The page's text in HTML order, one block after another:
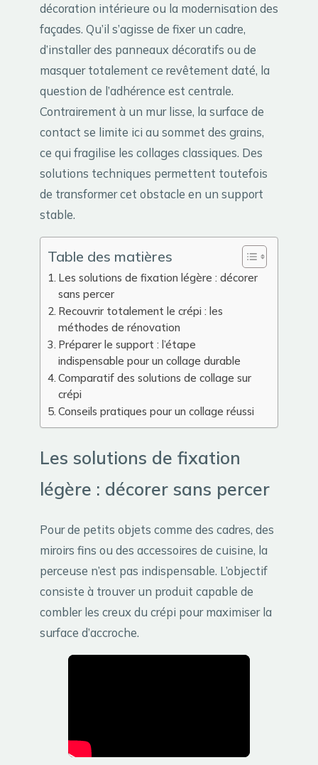
décoration intérieure ou la modernisation des
façades. Qu’il s’agisse de fixer un cadre,
d’installer des panneaux décoratifs ou de
masquer totalement ce revêtement daté, la
question de l’adhérence est centrale.
Contrairement à un mur lisse, la surface de
contact se limite ici au sommet des grains,
ce qui fragilise les collages classiques. Des
solutions techniques permettent toutefois
de transformer cet obstacle en un support
stable.
Table des matières
Les solutions de fixation légère : décorer
sans percer
Recouvrir totalement le crépi : les
méthodes de rénovation
Préparer le support : l’étape
indispensable pour un collage durable
Comparatif des solutions de collage sur
crépi
Conseils pratiques pour un collage réussi
Les solutions de fixation
légère : décorer sans percer
Pour de petits objets comme des cadres, des
miroirs fins ou des accessoires de cuisine, la
perceuse n’est pas indispensable. L’objectif
consiste à trouver un produit capable de
combler les creux du crépi pour maximiser la
surface d’accroche.